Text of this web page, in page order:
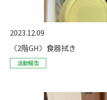
2023.12.09
〈2階GH〉食器拭き
活動報告